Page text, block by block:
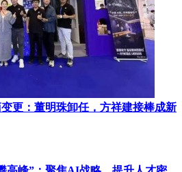
更：董明珠卸任，方祥建接棒成新